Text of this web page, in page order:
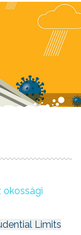
okossági
Limits